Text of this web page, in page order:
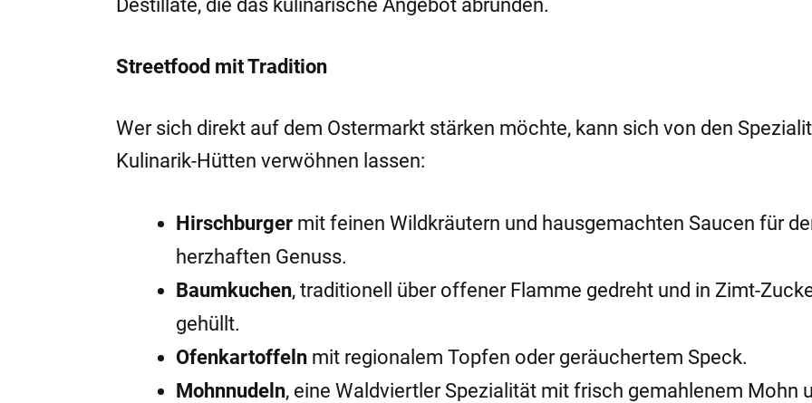
Destillate, die das kulinarische Angebot abrunden.
Streetfood mit Tradition
Wer sich direkt auf dem Ostermarkt stärken möchte, kann sich von den
Kulinarik-Hütten verwöhnen lassen:
Hirschburger mit feinen Wildkräutern und hausgemachten Saucen für
herzhaften Genuss.
Baumkuchen, traditionell über offener Flamme gedreht und in Zimt-
gehüllt.
Ofenkartoffeln mit regionalem Topfen oder geräuchertem Speck.
Mohnnudeln, eine Waldviertler Spezialität mit frisch gemahlenem Mohn